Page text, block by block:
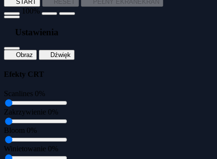
START RESET PEŁNY EKRAN EKRAN
100%
Ustawienia
Obraz Dźwięk
Efekty CRT
Scanlines 0%
Zakrzywienie 0%
Bloom 0%
Winietowanie 0%